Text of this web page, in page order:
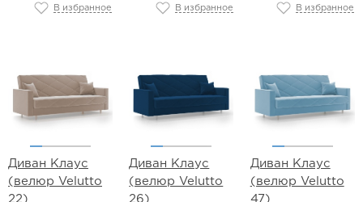
В избранное В избранное В избранное
Диван Клаус
(велюр Velutto
22)
Диван Клаус
(велюр Velutto
26)
Диван Клаус
(велюр Velutto
47)